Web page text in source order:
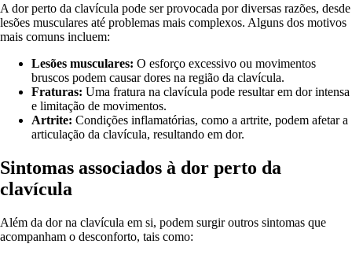
A dor perto da clavícula pode ser provocada por diversas razões, desde
lesões musculares até problemas mais complexos. Alguns dos motivos
mais comuns incluem:
Lesões musculares: O esforço excessivo ou movimentos
bruscos podem causar dores na região da clavícula.
Fraturas: Uma fratura na clavícula pode resultar em dor intensa
e limitação de movimentos.
Artrite: Condições inflamatórias, como a artrite, podem afetar a
articulação da clavícula, resultando em dor.
Sintomas associados à dor perto da
clavícula
Além da dor na clavícula em si, podem surgir outros sintomas que
acompanham o desconforto, tais como: